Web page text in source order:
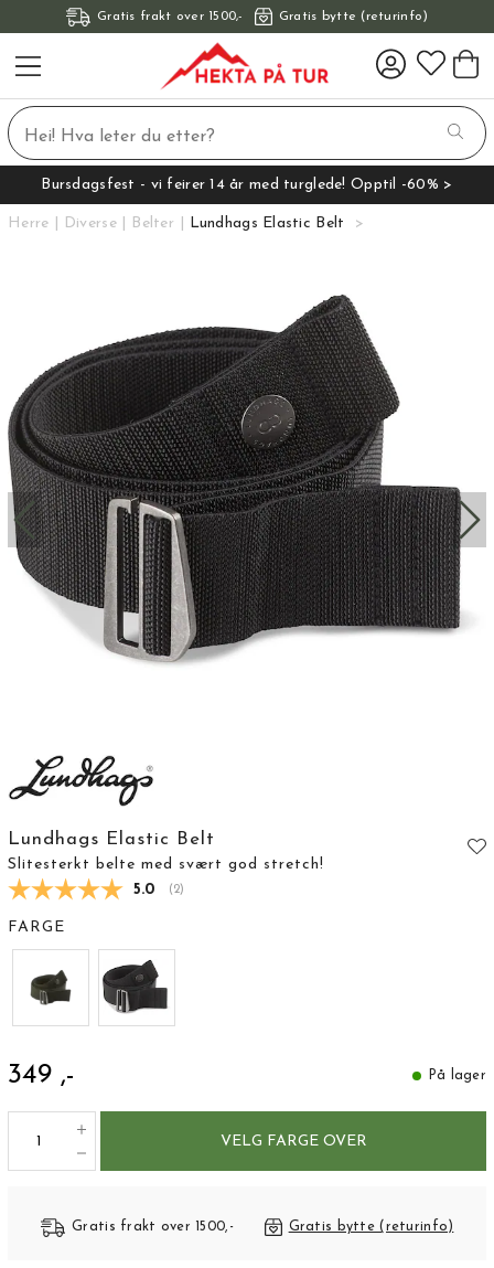
Gratis frakt over 1500,- Gratis bytte (returinfo)
Bursdagsfest - vi feirer 14 år med turglede! Opptil -60% >
Herre Diverse Belter Lundhags Elastic Belt
Lundhags Elastic Belt
Slitesterkt belte med svært god stretch!
Gjennomsnittskarakter:
5.0 (stemmer:
2)
FARGE
349 ,- På lager
VELG FARGE OVER
Gratis frakt over 1500,- Gratis bytte (returinfo)